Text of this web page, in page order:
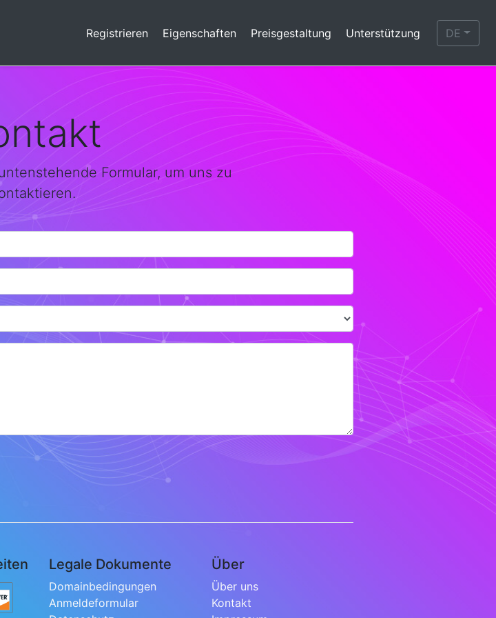
Registrieren Eigenschaften Preisgestaltung Unterstützung DE
Formular, um uns zu
Legale Dokumente
Domainbedingungen
Anmeldeformular
Über
Über uns
Kontakt